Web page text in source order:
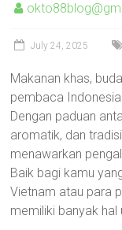
July 24, 2025
Makanan khas,
pembaca
Dengan paduan
aromatik, dan
menawarkan
Baik bagi kamu
Vietnam atau para
memiliki banyak hal